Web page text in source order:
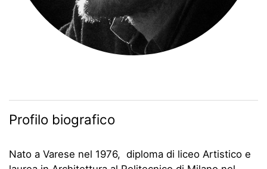
Profilo biografico
Nato a Varese nel 1976, diploma di liceo Artistico e